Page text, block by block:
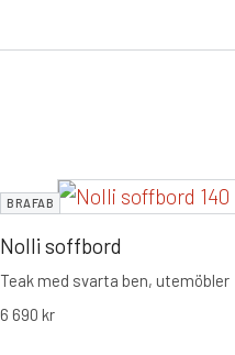
BRAFAB
Nolli soffbord
Teak med svarta ben, utemöbler
6 690 kr